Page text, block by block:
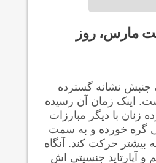
مارس، روز
جنبش نشانه گسترده
اینک زمان آن رسیده
زنان با دیگر مبارزات
گره خورده و به سمت
بیشتر حرکت کند. آنگاه
آپارتاید جنسیتی اش